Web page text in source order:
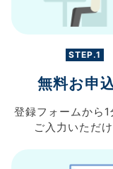
STEP.1
無料お申
登録フォームから
ご入力 いただ